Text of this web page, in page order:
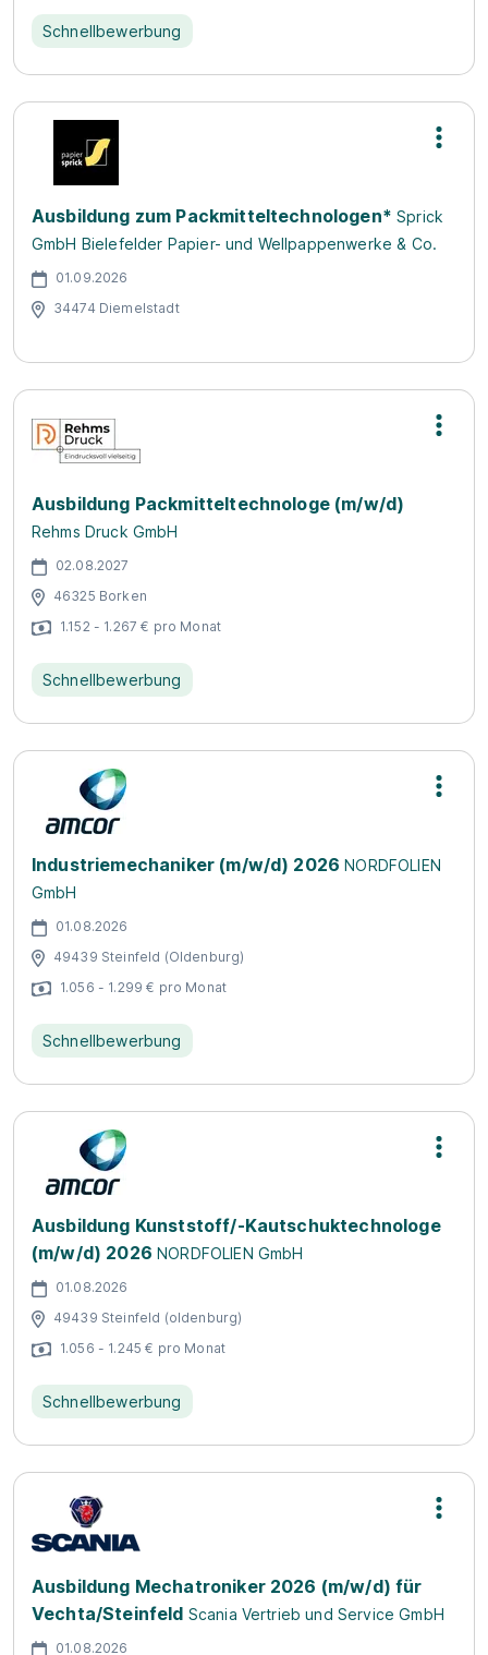
Schnellbewerbung
Ausbildung zum Packmitteltechnologen* Sprick
GmbH Bielefelder Papier- und Wellpappenwerke & Co.
01.09.2026
34474 Diemelstadt
Ausbildung Packmitteltechnologe (m/w/d)
Rehms Druck GmbH
02.08.2027
46325 Borken
1.152 - 1.267 € pro Monat
Schnellbewerbung
Industriemechaniker (m/w/d) 2026 NORDFOLIEN
GmbH
01.08.2026
49439 Steinfeld (Oldenburg)
1.056 - 1.299 € pro Monat
Schnellbewerbung
Ausbildung Kunststoff/-Kautschuktechnologe
(m/w/d) 2026 NORDFOLIEN GmbH
01.08.2026
49439 Steinfeld (oldenburg)
1.056 - 1.245 € pro Monat
Schnellbewerbung
Ausbildung Mechatroniker 2026 (m/w/d) für
Vechta/Steinfeld Scania Vertrieb und Service GmbH
01.08.2026